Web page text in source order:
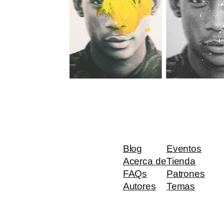
Blog
Acerca de
FAQs
Autores
Eventos
Tienda
Patrones
Temas